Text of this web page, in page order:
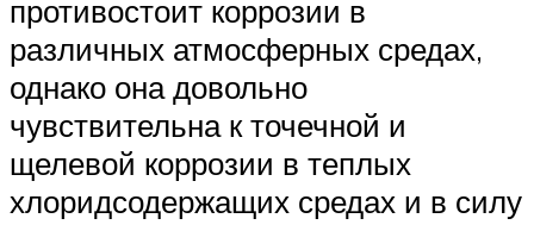
противостоит коррозии в
различных атмосферных средах,
однако она довольно
чувствительна к точечной и
щелевой коррозии в теплых
хлоридсодержащих средах и в силу